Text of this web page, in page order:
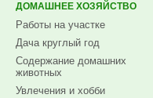
ДОМАШНЕЕ ХОЗЯЙСТВО
Работы на участке
Дача круглый год
Содержание домашних
животных
Увлечения и хобби